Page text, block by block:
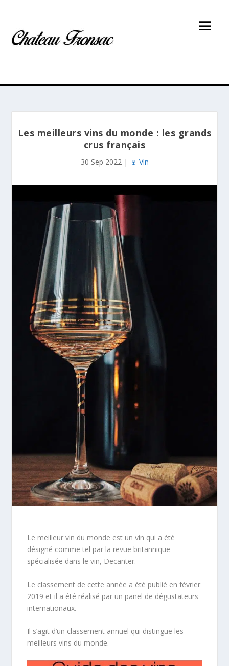
Les meilleurs vins du monde : les grands
crus français
30 Sep 2022| 🍷 Vin
Le meilleur vin du monde est un vin qui a été
désigné comme tel par la revue britannique
spécialisée dans le vin, Decanter.
Le classement de cette année a été publié en février
2019 et il a été réalisé par un panel de dégustateurs
internationaux.
Il s’agit d’un classement annuel qui distingue les
meilleurs vins du monde.